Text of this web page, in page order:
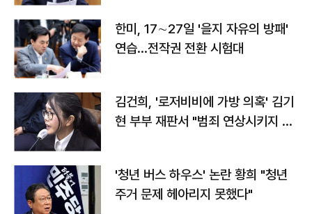
한미, 17∼27일 '을지 자유의 방패'
연습…전작권 전환 시험대
김건희, '로저비비에 가방 의혹' 김기
현 부부 재판서 "범죄 연상시키지 말
'청년 버스 하우스' 논란 황희 "청년
주거 문제 헤아리지 못했다"